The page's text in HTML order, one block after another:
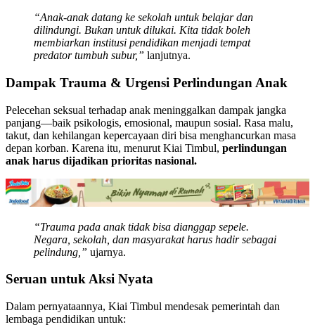
“Anak-anak datang ke sekolah untuk belajar dan
dilindungi. Bukan untuk dilukai. Kita tidak boleh
membiarkan institusi pendidikan menjadi tempat
predator tumbuh subur,” lanjutnya.
Dampak Trauma & Urgensi Perlindungan Anak
Pelecehan seksual terhadap anak meninggalkan dampak jangka
panjang—baik psikologis, emosional, maupun sosial. Rasa malu,
takut, dan kehilangan kepercayaan diri bisa menghancurkan masa
depan korban. Karena itu, menurut Kiai Timbul, perlindungan
anak harus dijadikan prioritas nasional.
“Trauma pada anak tidak bisa dianggap sepele.
Negara, sekolah, dan masyarakat harus hadir sebagai
pelindung,” ujarnya.
Seruan untuk Aksi Nyata
Dalam pernyataannya, Kiai Timbul mendesak pemerintah dan
lembaga pendidikan untuk: